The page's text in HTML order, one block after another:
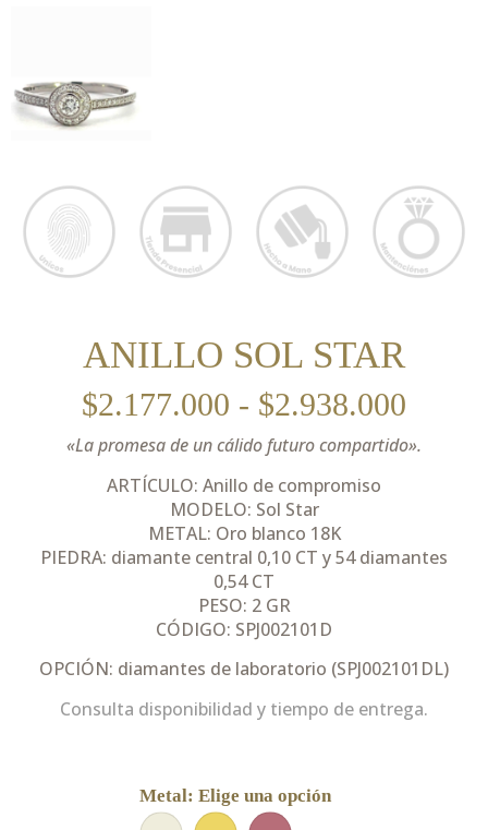
ANILLO SOL STAR
$2.177.000 - $2.938.000
«La promesa de un cálido futuro compartido».
ARTÍCULO: Anillo de compromiso
MODELO: Sol Star
METAL: Oro blanco 18K
PIEDRA: diamante central 0,10 CT y 54 diamantes
0,54 CT
PESO: 2 GR
CÓDIGO: SPJ002101D
OPCIÓN: diamantes de laboratorio (SPJ002101DL)
Consulta disponibilidad y tiempo de entrega.
Metal: Elige una opción